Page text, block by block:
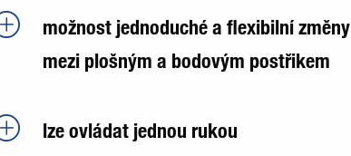
možnost jednoduché a flexibilní změny
mezi plošným a bodovým postřikem
lze ovládat jednou rukou